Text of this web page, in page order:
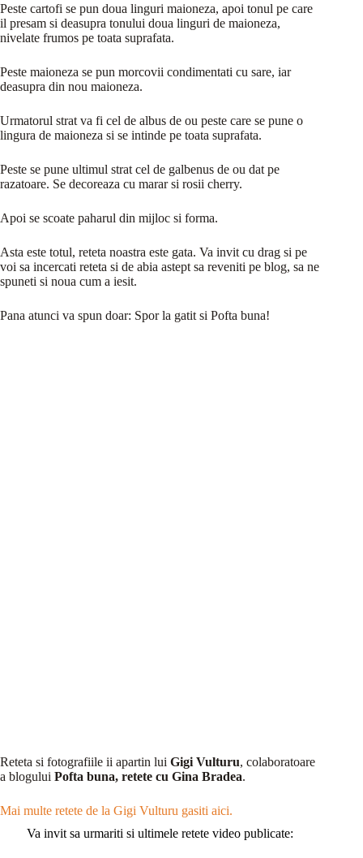
Peste cartofi se pun doua linguri maioneza, apoi tonul pe care
il presam si deasupra tonului doua linguri de maioneza,
nivelate frumos pe toata suprafata.
Peste maioneza se pun morcovii condimentati cu sare, iar
deasupra din nou maioneza.
Urmatorul strat va fi cel de albus de ou peste care se pune o
lingura de maioneza si se intinde pe toata suprafata.
Peste se pune ultimul strat cel de galbenus de ou dat pe
razatoare. Se decoreaza cu marar si rosii cherry.
Apoi se scoate paharul din mijloc si forma.
Asta este totul, reteta noastra este gata. Va invit cu drag si pe
voi sa incercati reteta si de abia astept sa reveniti pe blog, sa ne
spuneti si noua cum a iesit.
Pana atunci va spun doar: Spor la gatit si Pofta buna!
Reteta si fotografiile ii apartin lui Gigi Vulturu, colaboratoare
a blogului Pofta buna, retete cu Gina Bradea.
Mai multe retete de la Gigi Vulturu gasiti aici.
Va invit sa urmariti si ultimele retete video publicate: